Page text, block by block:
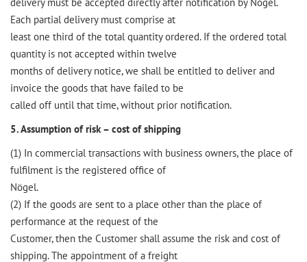
Each partial delivery must comprise at
least one third of the total quantity ordered. If the ordered total
quantity is not accepted within twelve
months of delivery notice, we shall be entitled to deliver and
invoice the goods that have failed to be
called off until that time, without prior notification.
5. Assumption of risk – cost of shipping
(1) In commercial transactions with business owners, the place of
fulfilment is the registered office of
Nögel.
(2) If the goods are sent to a place other than the place of
performance at the request of the
Customer, then the Customer shall assume the risk and cost of
shipping. The appointment of a freight